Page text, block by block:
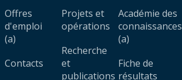
Offres
d'emploi
(a)
Contacts
Projets et
opérations
Recherche
et
publications
Académie des
connaissances
(a)
Fiche de
résultats